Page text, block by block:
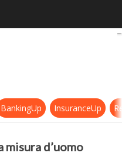
la carrozzina a misura
BankingUp InsuranceUp
misura d’uomo